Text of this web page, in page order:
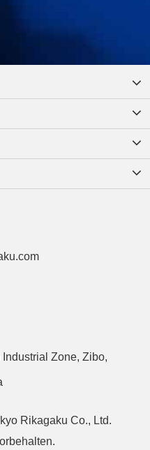
Zone, Zibo,
Rikagaku Co., Ltd.